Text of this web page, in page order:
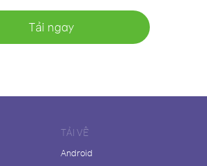
Tải ngay
TẢI VỀ
Android